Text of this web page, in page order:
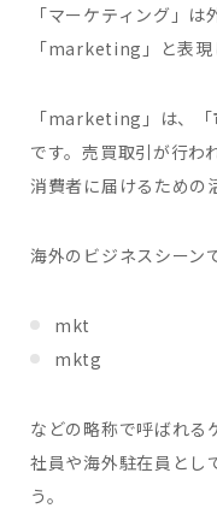
「マーケティング」
「marketing」と表現
「marketing」は、
です。売買取引が行わ
消費者に届けるための
海外のビジネスシーン
mkt
mktg
などの略称で呼ばれる
社員や海外駐在員とし
う。